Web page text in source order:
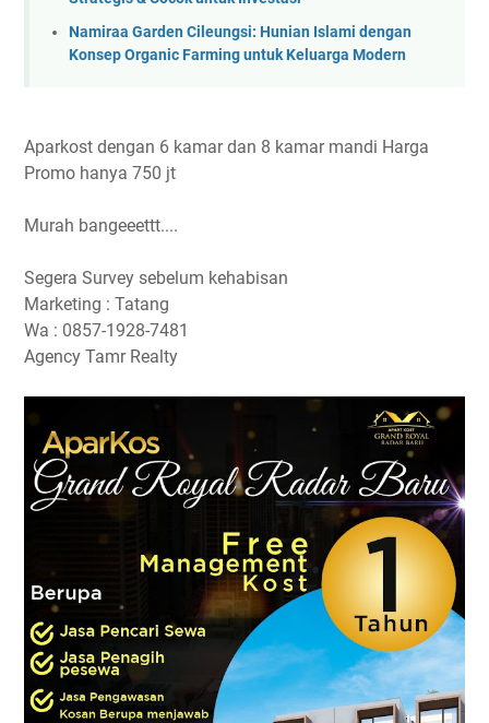
Namiraa Garden Cileungsi: Hunian Islami dengan
Konsep Organic Farming untuk Keluarga Modern
Aparkost dengan 6 kamar dan 8 kamar mandi Harga
Promo hanya 750 jt
Murah bangeeettt....
Segera Survey sebelum kehabisan
Marketing : Tatang
Wa : 0857-1928-7481
Agency Tamr Realty